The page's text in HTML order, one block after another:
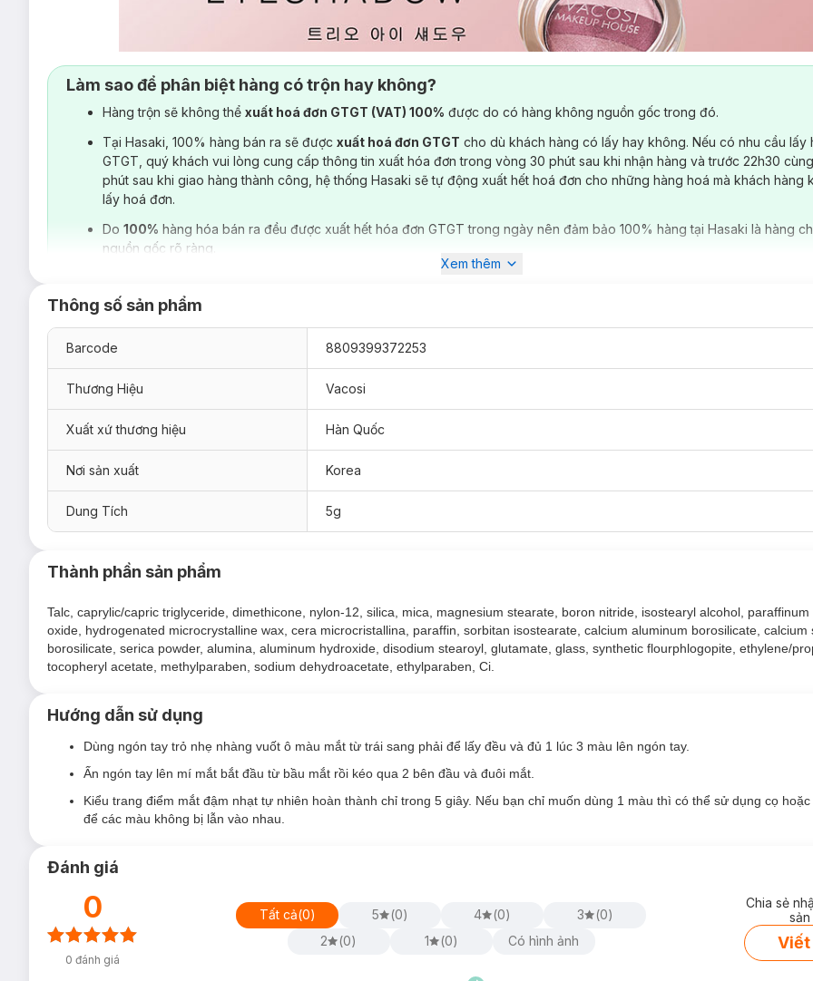
#02: Peachie
#04: Candie
#05: Smokie
#06: Greenie
Làm sao để phân biệt hàng có trộn hay không?
Hàng trộn sẽ không thể xuất hoá đơn GTGT (VAT) 100% được do có hàng không nguồn gốc trong đó.
Tại Hasaki, 100% hàng bán ra sẽ được xuất hoá đơn GTGT cho dù khách hàng có lấy hay không. Nếu có nhu cầu lấy
GTGT, quý khách vui lòng cung cấp thông tin xuất hóa đơn trong vòng 30 phút sau khi nhận hàng và trước 22h30
phút sau khi giao hàng thành công, hệ thống Hasaki sẽ tự động xuất hết hoá đơn cho những hàng hoá mà khách hàng
lấy hoá đơn.
Do 100% hàng hóa bán ra đều được xuất hết hóa đơn GTGT trong ngày nên đảm bảo 100% hàng tại Hasaki là hàng
nguồn gốc rõ ràng.
Xem thêm
Thông số sản phẩm
Barcode 8809399372253
Thương Hiệu Vacosi
Xuất xứ thương hiệu Hàn Quốc
Nơi sản xuất Korea
Dung Tích 5g
Thành phần sản phẩm
Talc, caprylic/capric triglyceride, dimethicone, nylon-12, silica, mica, magnesium stearate, boron nitride, isostearyl alcohol, paraffinum
oxide, hydrogenated microcrystalline wax, cera microcristallina, paraffin, sorbitan isostearate, calcium aluminum borosilicate, calcium
borosilicate, serica powder, alumina, aluminum hydroxide, disodium stearoyl, glutamate, glass, synthetic flourphlogopite, ethylene/
tocopheryl acetate, methylparaben, sodium dehydroacetate, ethylparaben, Ci.
Hướng dẫn sử dụng
Dùng ngón tay trỏ nhẹ nhàng vuốt ô màu mắt từ trái sang phải để lấy đều và đủ 1 lúc 3 màu lên ngón tay.
Ấn ngón tay lên mí mắt bắt đầu từ bầu mắt rồi kéo qua 2 bên đầu và đuôi mắt.
Kiểu trang điểm mắt đậm nhạt tự nhiên hoàn thành chỉ trong 5 giây. Nếu bạn chỉ muốn dùng 1 màu thì có thể sử dụng cọ
để các màu không bị lẫn vào nhau.
Đánh giá
0
0 đánh giá
Tất cả(0) 5 (0) 4 (0) 3 (0)
2
(0) 1 (0) Có hình ảnh
Chia sẻ
Viết